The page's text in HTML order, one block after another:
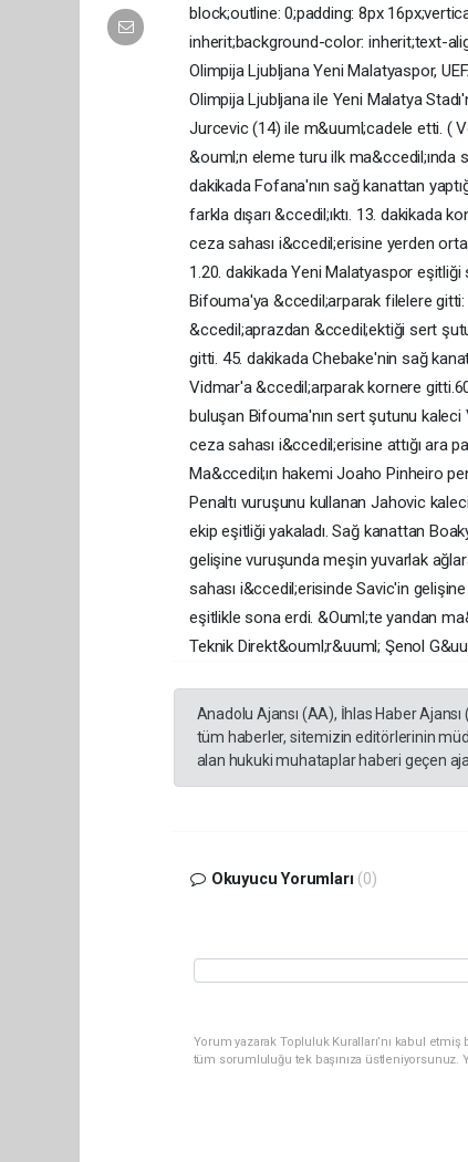
block;outline: 0;padding: 8px
inherit;background-color: inherit;text-
Olimpija Ljubljana Yeni Malatyaspor,
Olimpija Ljubljana ile Yeni Malatya
Jurcevic (14) ile m&uuml;cadele etti. (
&ouml;n eleme turu ilk ma&ccedil;ında
dakikada Fofana'nın sağ kanattan
farkla dışarı &ccedil;ıktı. 13. dakikada
ceza sahası i&ccedil;erisine yerden
1.20. dakikada Yeni Malatyaspor
Bifouma'ya &ccedil;arparak filelere
&ccedil;aprazdan &ccedil;ektiği sert
gitti. 45. dakikada Chebake'nin sağ
Vidmar'a &ccedil;arparak kornere
buluşan Bifouma'nın sert şutunu
ceza sahası i&ccedil;erisine attığı ara
Ma&ccedil;ın hakemi Joaho Pinheiro
Penaltı vuruşunu kullanan Jahovic
ekip eşitliği yakaladı. Sağ kanattan
gelişine vuruşunda meşin yuvarlak
sahası i&ccedil;erisinde Savic'in
eşitlikle sona erdi. &Ouml;te yandan
Teknik Direkt&ouml;r&uuml; Şenol
Anadolu Ajansı (AA), İhlas Haber
tüm haberler, sitemizin editörlerinin
alan hukuki muhataplar haberi geçen
Okuyucu Yorumları (0)
Yorum yazarak Topluluk Kuralları’nı kabul
tüm sorumluluğu tek başınıza